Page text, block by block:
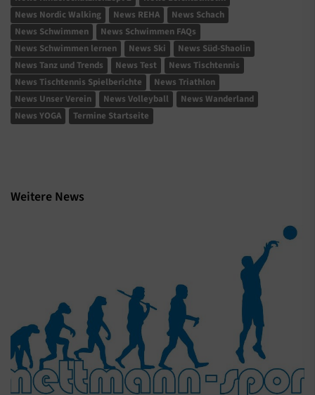
News Nordic Walking
News REHA
News Schach
News Schwimmen
News Schwimmen FAQs
News Schwimmen lernen
News Ski
News Süd-Shaolin
News Tanz und Trends
News Test
News Tischtennis
News Tischtennis Spielberichte
News Triathlon
News Unser Verein
News Volleyball
News Wanderland
News YOGA
Termine Startseite
Weitere News